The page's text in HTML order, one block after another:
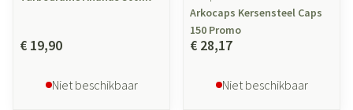
€ 19,90
Niet beschikbaar
Arkocaps Kersensteel Caps
150 Promo
€ 28,17
Niet beschikbaar